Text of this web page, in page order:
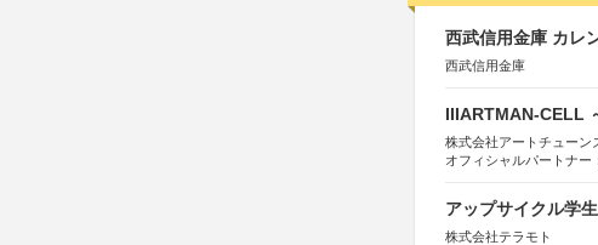
西武信用金庫 カレ
西武信用金庫
IIIARTMAN-CELL
株式会社アートチューン
オフィシャルパートナー
アップサイクル学
株式会社テラモト